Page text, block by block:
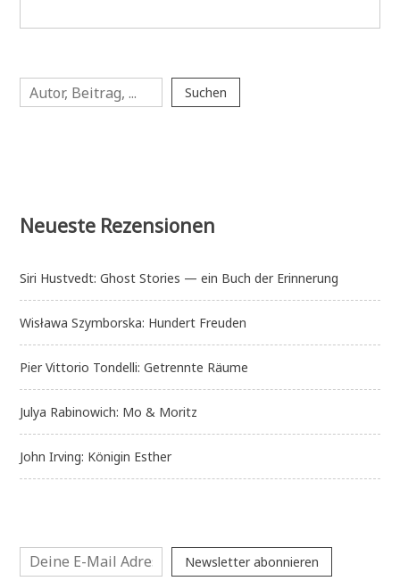
Suchen
Suchen
Neueste Rezensionen
Siri Hustvedt: Ghost Stories — ein Buch der Erinnerung
Wisława Szymborska: Hundert Freuden
Pier Vittorio Tondelli: Getrennte Räume
Julya Rabinowich: Mo & Moritz
John Irving: Königin Esther
Newsletter abonnieren